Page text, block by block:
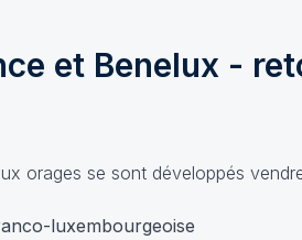
et Benelux -
orages se sont développés
luxembourgeoise